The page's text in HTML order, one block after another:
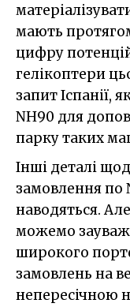
мають
цифру
гелікоптери
запит Іспанії,
NH90 для
парку таких
Інші деталі
замовлення по
наводяться.
можемо
широкого
замовлень на
непересічною